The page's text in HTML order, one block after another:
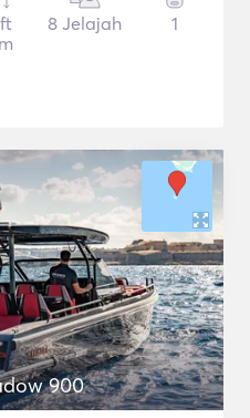
8 Jelajah 1
900